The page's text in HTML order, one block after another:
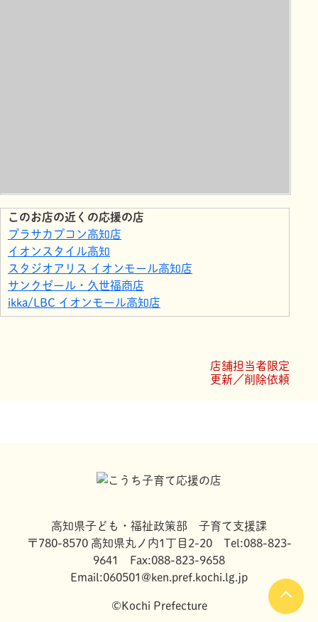
このお店の近くの応援の店
プラサカプコン高知店
イオンスタイル高知
スタジオアリス イオンモール高知店
サンクゼール・久世福商店
ikka/LBC イオンモール高知店
イオンスポーツクラブ3FIT高知
店舗担当者限定
更新／削除依頼
高知県子ども・福祉政策部 子育て支援課
〒780-8570 高知県丸ノ内1丁目2-20 Tel:088-823-
9641 Fax:088-823-9658
Email:060501@ken.pref.kochi.lg.jp
©Kochi Prefecture